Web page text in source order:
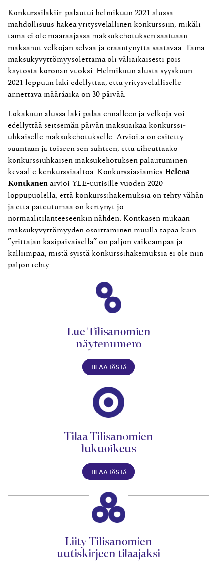
Konkurssilakiin palautui helmikuun 2021 alussa
mahdollisuus hakea yritys­velallinen konkurssiin, ­mikäli
tämä ei ole määräajassa maksukehotuksen saatuaan
maksanut velkojan selvää ja erääntynyttä saatavaa. Tämä
maksukyvyttömyysolettama oli väli­aikaisesti pois
käytöstä koronan vuoksi. Helmikuun alusta syyskuun
2021 loppuun laki edellyttää, että yritys­velalliselle
annettava määräaika on 30 päivää.
Lokakuun alussa laki palaa ennalleen ja velkoja voi
edellyttää seitsemän päivän maksuaikaa konkurssi­
uhkaiselle maksukehotukselle. Arvioita on esitetty
suuntaan ja toiseen sen suhteen, että aiheuttaako
konkurssi­uhkaisen maksukehotuksen palautuminen
keväälle konkurssiaaltoa. Konkurssiasiamies Helena
Kontkanen arvioi YLE-uutisille vuoden 2020
loppupuolella, että konkurssihakemuksia on tehty vähän
ja että patoutumaa on kertynyt jo
normaalitilanteeseenkin nähden. Kontkasen mukaan
maksukyvyttömyyden osoittaminen muulla tapaa kuin
”yrittäjän kasipäiväisellä” on paljon vaikeampaa ja
kalliimpaa, mistä syistä konkurssihakemuksia ei ole niin
paljon tehty.
Lue Tilisanomien
näytenumero
TILAA TÄSTÄ
Tilaa Tilisanomien
lukuoikeus
TILAA TÄSTÄ
Liity Tilisanomien
uutiskirjeen tilaajaksi